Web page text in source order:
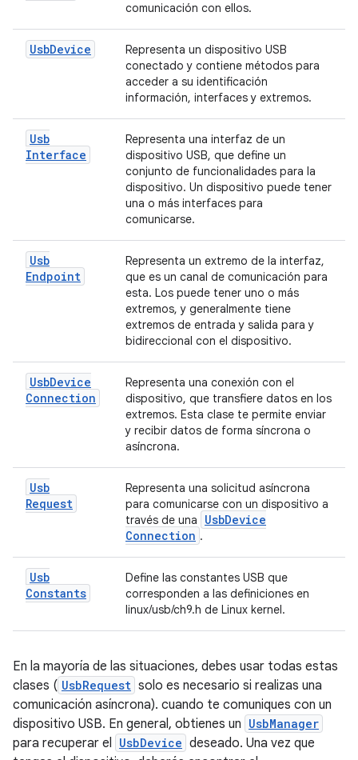
comunicación con ellos.
UsbDevice
Representa un dispositivo USB
conectado y contiene métodos para
acceder a su identificación
información, interfaces y extremos.
Usb
Interface
Representa una interfaz de un
dispositivo USB, que define un
conjunto de funcionalidades para la
dispositivo. Un dispositivo puede tener
una o más interfaces para
comunicarse.
Usb
Endpoint
Representa un extremo de la interfaz,
que es un canal de comunicación para
esta. Los puede tener uno o más
extremos, y generalmente tiene
extremos de entrada y salida para y
bidireccional con el dispositivo.
UsbDevice
Connection
Representa una conexión con el
dispositivo, que transfiere datos en los
extremos. Esta clase te permite enviar
y recibir datos de forma síncrona o
asíncrona.
Usb
Request
Representa una solicitud asíncrona
para comunicarse con un dispositivo a
través de una
UsbDevice
Connection .
Usb
Constants
Define las constantes USB que
corresponden a las definiciones en
linux/usb/ch9.h de Linux kernel.
En la mayoría de las situaciones, debes usar todas estas
clases ( UsbRequest solo es necesario si realizas una
comunicación asíncrona). cuando te comuniques con un
dispositivo USB. En general, obtienes un UsbManager
para recuperar el UsbDevice deseado. Una vez que